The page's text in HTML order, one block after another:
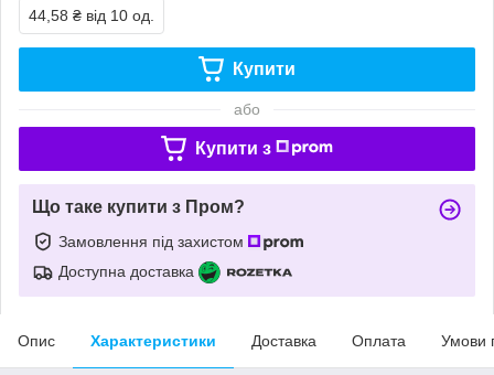
44,58 ₴ від 10 од.
Купити
або
Купити з
Що таке купити з Пром?
Замовлення під захистом
Доступна доставка
Опис Характеристики Доставка Оплата Умови